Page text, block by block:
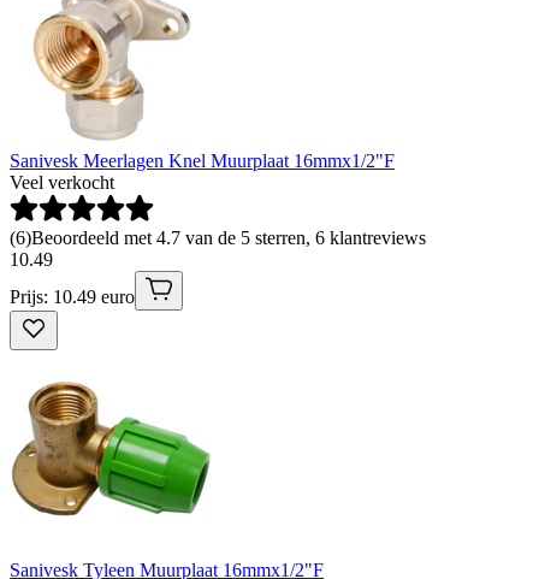
Sanivesk Meerlagen Knel Muurplaat 16mmx1/2"F
Veel verkocht
(6)Beoordeeld met 4.7 van de 5 sterren, 6 klantreviews
10.49
Prijs: 10.49 euro
Sanivesk Tyleen Muurplaat 16mmx1/2"F